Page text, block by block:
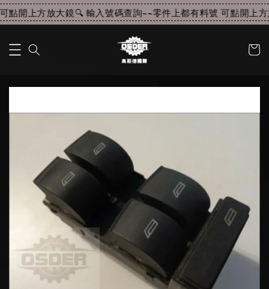
點開上方放大鏡🔍 輸入號碼查詢~~零件上都有料號 可點開上方